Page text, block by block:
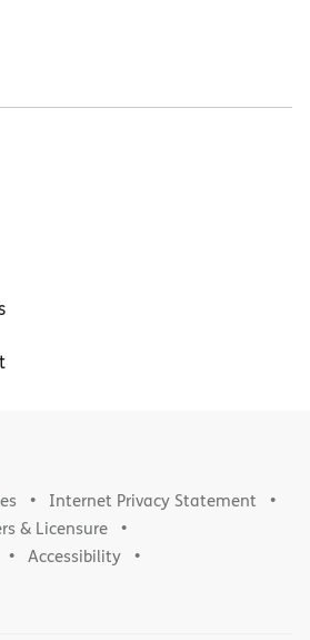
Internet Privacy Statement
& Licensure
Accessibility